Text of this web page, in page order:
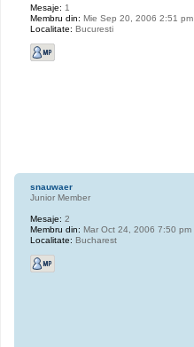
Mesaje: 1
Membru din: Mie Sep 20, 2006 2:51 pm
Localitate: Bucuresti
snauwaer
Junior Member
Mesaje: 2
Membru din: Mar Oct 24, 2006 7:50 pm
Localitate: Bucharest